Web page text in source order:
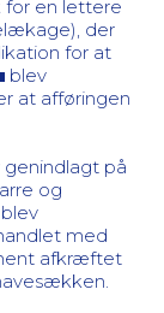
for en lettere
der
for at
blev
at afføringen
genindlagt på
og
med
afkræftet